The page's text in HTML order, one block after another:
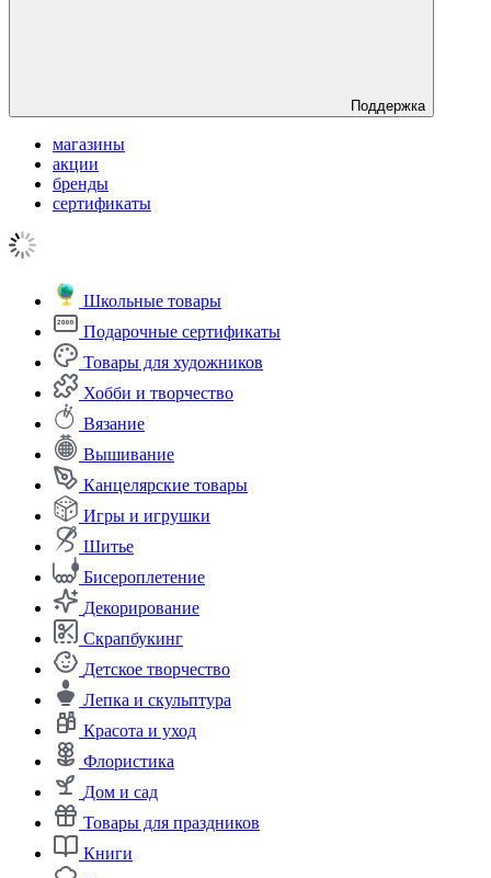
Поддержка
магазины
акции
бренды
сертификаты
Школьные товары
Подарочные сертификаты
Товары для художников
Хобби и творчество
Вязание
Вышивание
Канцелярские товары
Игры и игрушки
Шитье
Бисероплетение
Декорирование
Скрапбукинг
Детское творчество
Лепка и скульптура
Красота и уход
Флористика
Дом и сад
Товары для праздников
Книги